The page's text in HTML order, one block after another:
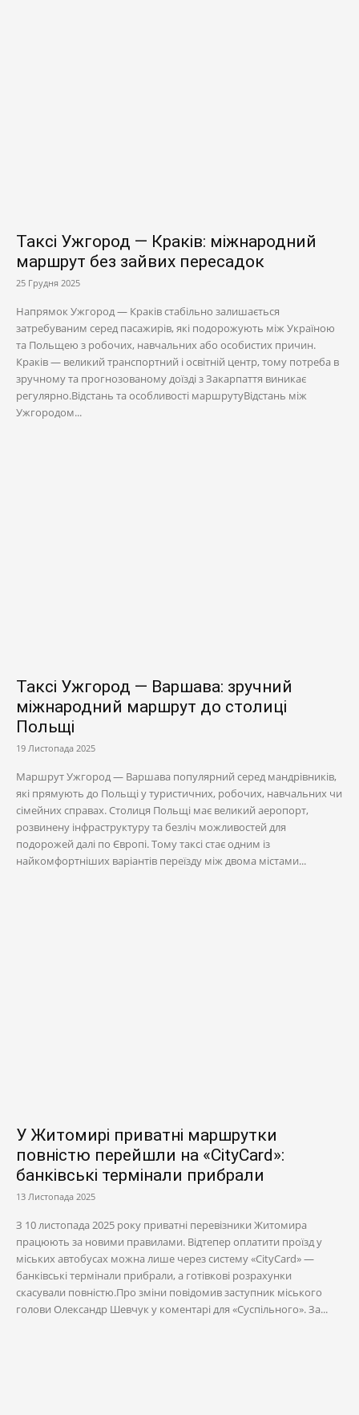
Таксі Ужгород — Краків: міжнародний
маршрут без зайвих пересадок
25 Грудня 2025
Напрямок Ужгород — Краків стабільно залишається
затребуваним серед пасажирів, які подорожують між Україною
та Польщею з робочих, навчальних або особистих причин.
Краків — великий транспортний і освітній центр, тому потреба в
зручному та прогнозованому доїзді з Закарпаття виникає
регулярно.Відстань та особливості маршрутуВідстань між
Ужгородом...
Таксі Ужгород — Варшава: зручний
міжнародний маршрут до столиці
Польщі
19 Листопада 2025
Маршрут Ужгород — Варшава популярний серед мандрівників,
які прямують до Польщі у туристичних, робочих, навчальних чи
сімейних справах. Столиця Польщі має великий аеропорт,
розвинену інфраструктуру та безліч можливостей для
подорожей далі по Європі. Тому таксі стає одним із
найкомфортніших варіантів переїзду між двома містами...
У Житомирі приватні маршрутки
повністю перейшли на «CityCard»:
банківські термінали прибрали
13 Листопада 2025
З 10 листопада 2025 року приватні перевізники Житомира
працюють за новими правилами. Відтепер оплатити проїзд у
міських автобусах можна лише через систему «CityCard» —
банківські термінали прибрали, а готівкові розрахунки
скасували повністю.Про зміни повідомив заступник міського
голови Олександр Шевчук у коментарі для «Суспільного». За...